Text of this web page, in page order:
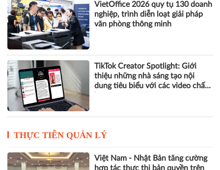
VietOffice 2026 quy tụ 130 doanh
nghiệp, trình diễn loạt giải pháp
văn phòng thông minh
TikTok Creator Spotlight: Giới
thiệu những nhà sáng tạo nội
dung tiêu biểu với các video chất
THỰC TIỄN QUẢN LÝ
Việt Nam - Nhật Bản tăng cường
hợp tác thực thi bản quyền trên